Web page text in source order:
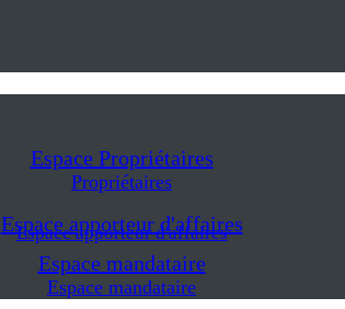
Espace Propriétaires
Propriétaires
Espace apporteur d'affaires
Espace apporteur d'affaires
Espace mandataire
Espace mandataire